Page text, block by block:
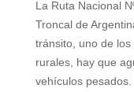
La Ruta Nacional
Troncal de
tránsito, uno de
rurales, hay que
vehículos pesados.